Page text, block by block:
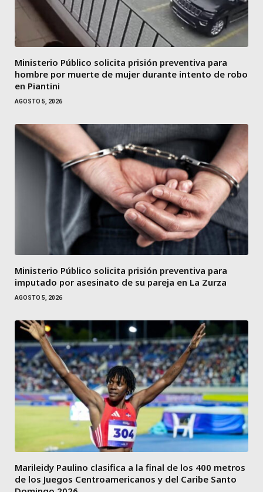
Ministerio Público solicita prisión preventiva para
hombre por muerte de mujer durante intento de robo
en Piantini
AGOSTO 5, 2026
Ministerio Público solicita prisión preventiva para
imputado por asesinato de su pareja en La Zurza
AGOSTO 5, 2026
Marileidy Paulino clasifica a la final de los 400 metros
de los Juegos Centroamericanos y del Caribe Santo